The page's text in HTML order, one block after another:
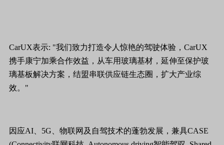
CarUX表示: "我们致力打造令人惊艳的驾驶体验，CarUX
携手康宁加乘合作效益，从车用玻璃基材，延伸至保护玻
璃基板解决方案，结盟串联供应链生态圈，扩大产业综
效。"
因应AI、5G、物联网及自驾技术的蓬勃发展，兼具CASE